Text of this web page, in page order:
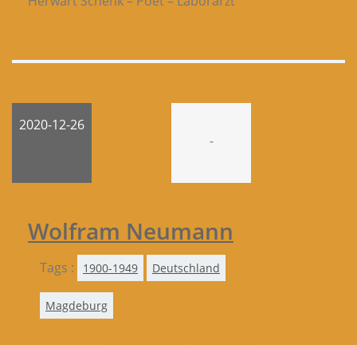
2020-12-26
-
Wolfram Neumann
Tags : 1900-1949 Deutschland
Magdeburg